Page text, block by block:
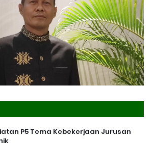
P5 Tema Kebekerjaan Jurusan